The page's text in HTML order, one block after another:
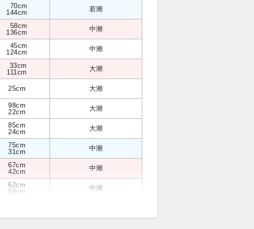
70cm
144cm
若潮
58cm
136cm
中潮
45cm
124cm
中潮
33cm
111cm
大潮
25cm 大潮
98cm
22cm
大潮
85cm
24cm
大潮
75cm
31cm
中潮
67cm
42cm
中潮
62cm
58cm
中潮